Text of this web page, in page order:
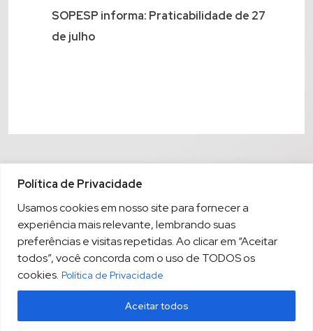
Política de Privacidade
Usamos cookies em nosso site para fornecer a
experiência mais relevante, lembrando suas
preferências e visitas repetidas. Ao clicar em “Aceitar
todos”, você concorda com o uso de TODOS os
cookies. Política de Privacidade
Aceitar todos
SOPESP informa: Praticabilidade de 27
de julho